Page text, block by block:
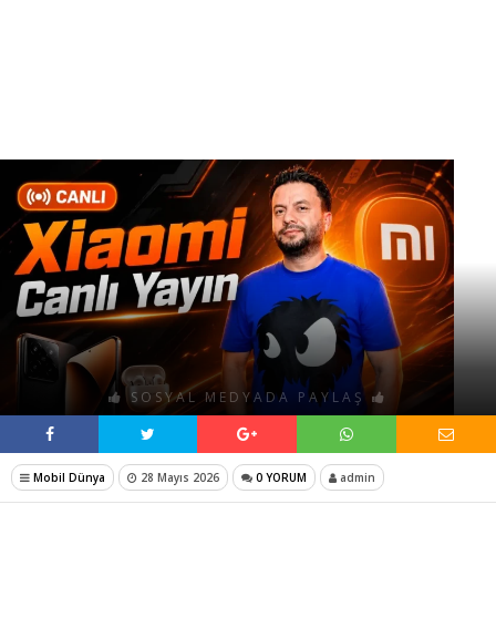
SOSYAL MEDYADA PAYLAŞ
Mobil Dünya 28 Mayıs 2026 0 YORUM admin